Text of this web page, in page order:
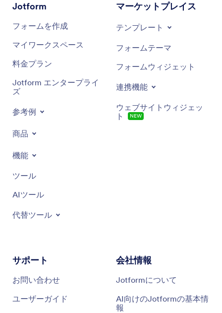
Jotform
フォームを作成
マイワークスペース
料金プラン
Jotform エンタープライ
ズ
参考例
商品
機能
ツール
AIツール
代替ツール
マーケットプレイス
テンプレート
フォームテーマ
フォームウィジェット
連携機能
ウェブサイトウィジェッ
ト
NEW
サポート
お問い合わせ
ユーザーガイド
会社情報
Jotformについて
AI向けのJotformの基本情
報